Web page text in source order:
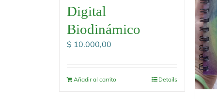
Digital
Biodinámico
$ 10.000,00
Añadir al carrito Details